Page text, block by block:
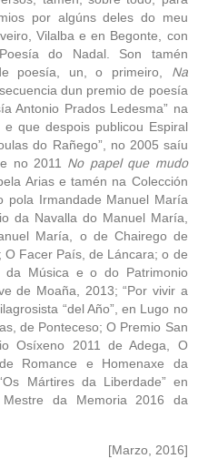
por algúns deles do meu
Vilalba e en Begonte, con
do Nadal. Son tamén
poesía, un, o primeiro, Na
dun premio de poesía
Antonio Prados Ledesma” na
que despois publicou Espiral
do Rañego”, no 2005 saíu
no 2011 No papel que mudo
Arias e tamén na Colección
pola Irmandade Manuel María
da Navalla do Manuel María,
María, o de Chairego de
O Facer País, de Láncara; o de
da Música e o do Patrimonio
de Moaña, 2013; “Por vivir a
“del Año”, en Lugo no
de Ponteceso; O Premio San
Osíxeno 2011 de Adega, O
Romance e Homenaxe da
Mártires da Liberdade” en
da Memoria 2016 da
[Marzo, 2016]